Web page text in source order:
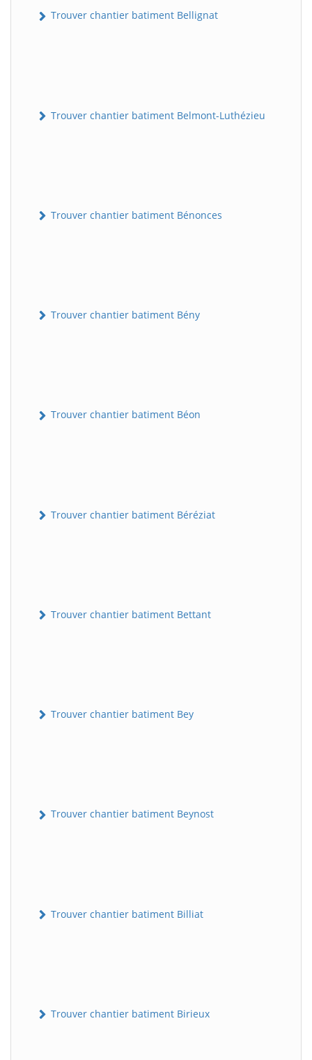
Trouver chantier batiment Bellignat
Trouver chantier batiment Belmont-Luthézieu
Trouver chantier batiment Bénonces
Trouver chantier batiment Bény
Trouver chantier batiment Béon
Trouver chantier batiment Béréziat
Trouver chantier batiment Bettant
Trouver chantier batiment Bey
Trouver chantier batiment Beynost
Trouver chantier batiment Billiat
Trouver chantier batiment Birieux